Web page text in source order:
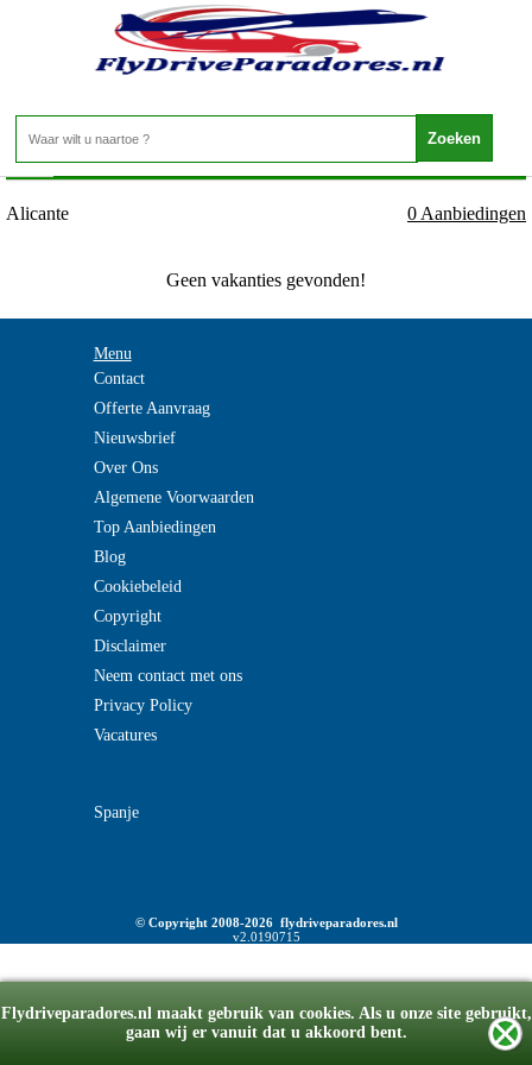
Flydriveparadores.nl maakt gebruik van cookies. Als u onze site gebruikt,
gaan wij er vanuit dat u akkoord bent.
Spanje - Alicante - Alicante
Home>
Alicante 0 Aanbiedingen
Geen vakanties gevonden!
Menu
Contact
Offerte Aanvraag
Nieuwsbrief
Over Ons
Algemene Voorwaarden
Top Aanbiedingen
Blog
Cookiebeleid
Copyright
Disclaimer
Neem contact met ons
Privacy Policy
Vacatures
Spanje
© Copyright 2008-2026 flydriveparadores.nl
v2.0190715